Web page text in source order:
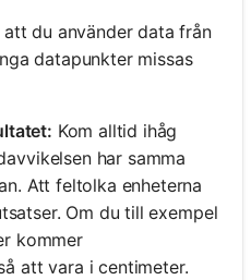
att du använder data från
datapunkter missas
Kom alltid ihåg
har samma
Att feltolka enheterna
Om du till exempel
kommer
att vara i centimeter.